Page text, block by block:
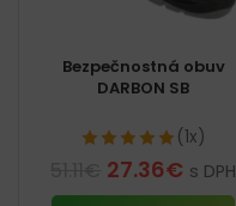
Bezpečnostná obuv
DARBON SB
(1x)
27.36€ s DPH